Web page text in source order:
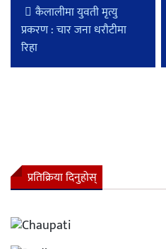
कैलालीमा युवती मृत्यु
प्रकरण : चार जना धरौटीमा
रिहा
प्रतिक्रिया दिनुहोस्